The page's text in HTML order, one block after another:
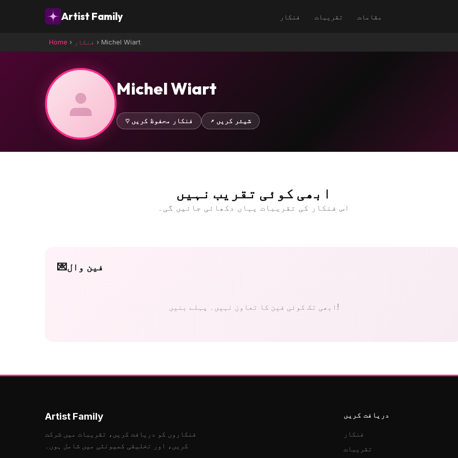
Artist Family فنکار تقریبات مقامات
Home › فنکار › Michel Wiart
Michel Wiart
♡ فنکار محفوظ کریں ↗ شیئر کریں
ابھی کوئی تقریب نہیں
اس فنکار کی تقریبات یہاں دکھائی جائیں گی۔
💌فین وال
ابھی تک کوئی فین کا تعاون نہیں۔ پہلے بنیں!
Artist Family
فنکاروں کو دریافت کریں، تقریبات میں شرکت
کریں، اور تخلیقی کمیونٹی میں شامل ہوں۔
دریافت کریں
فنکار
تقریبات